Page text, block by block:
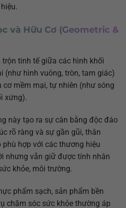
và Hữu Cơ (Geometric &
tinh tế giữa các hình khối
(như hình vuông, tròn, tam giác)
mềm mại, tự nhiên (như sóng
xứng).
này tạo ra sự cân bằng độc đáo
rõ ràng và sự gần gũi, thân
hợp với các thương hiệu
nhưng vẫn giữ được tính nhân
khỏe, môi trường.
phẩm sạch, sản phẩm bền
chăm sóc sức khỏe thường áp